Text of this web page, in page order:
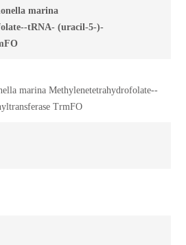
marina
tRNA- (uracil-5-)-
marina Methylenetetrahydrofolate--
TrmFO